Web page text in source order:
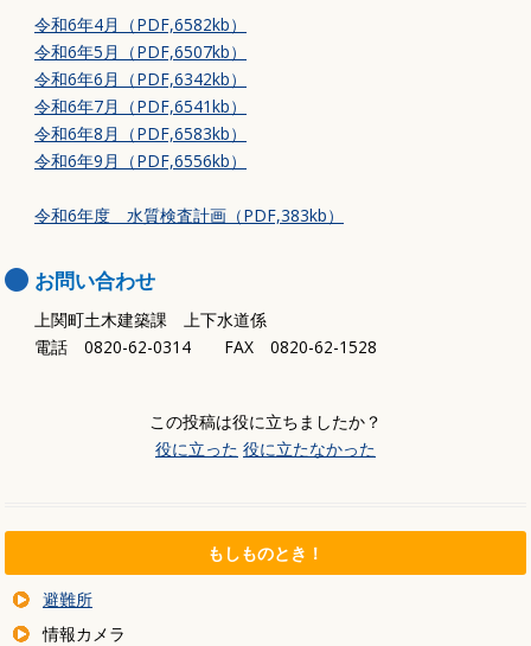
令和6年4月（PDF,6582kb）
令和6年5月（PDF,6507kb）
令和6年6月（PDF,6342kb）
令和6年7月（PDF,6541kb）
令和6年8月（PDF,6583kb）
令和6年9月（PDF,6556kb）
令和6年度 水質検査計画（PDF,383kb）
お問い合わせ
上関町土木建築課 上下水道係
電話 0820-62-0314 FAX 0820-62-1528
この投稿は役に立ちましたか？
役に立った 役に立たなかった
もしものとき！
避難所
情報カメラ